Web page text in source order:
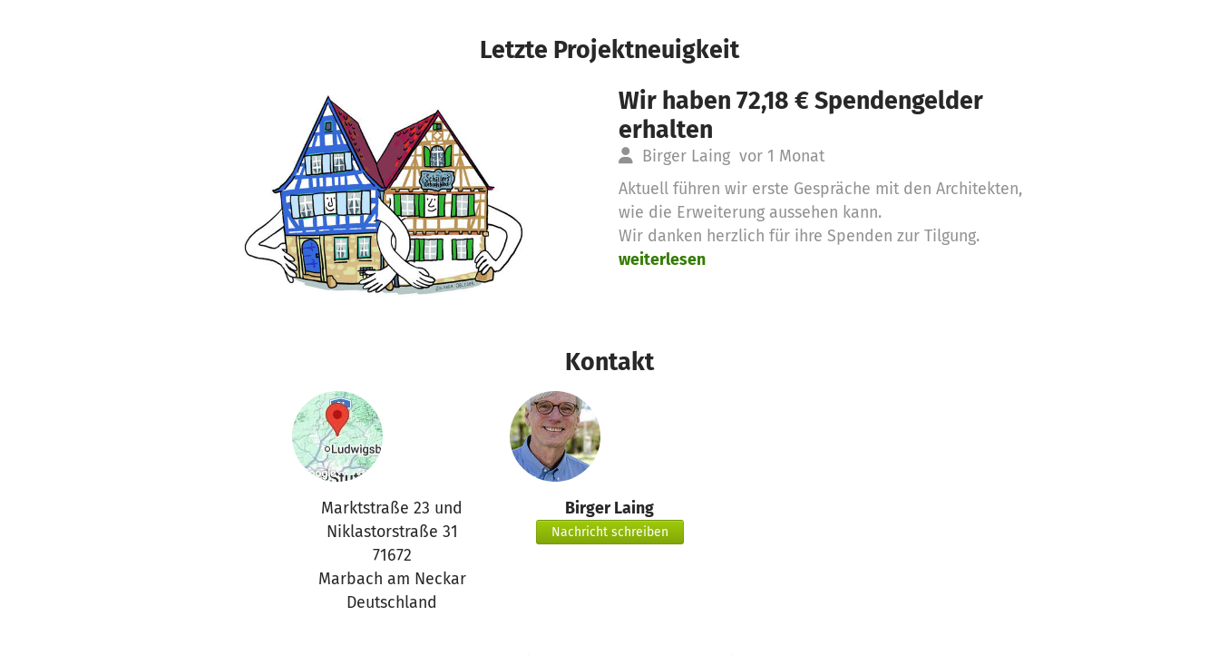
Letzte Projektneuigkeit
Wir haben 72,18 € Spendengelder
erhalten
Birger Laing vor 1 Monat
Aktuell führen wir erste Gespräche mit den Architekten,
wie die Erweiterung aussehen kann.
Wir danken herzlich für ihre Spenden zur Tilgung.
weiterlesen
Kontakt
Marktstraße 23 und
Niklastorstraße 31
71672
Marbach am Neckar
Deutschland
Birger Laing
Nachricht schreiben